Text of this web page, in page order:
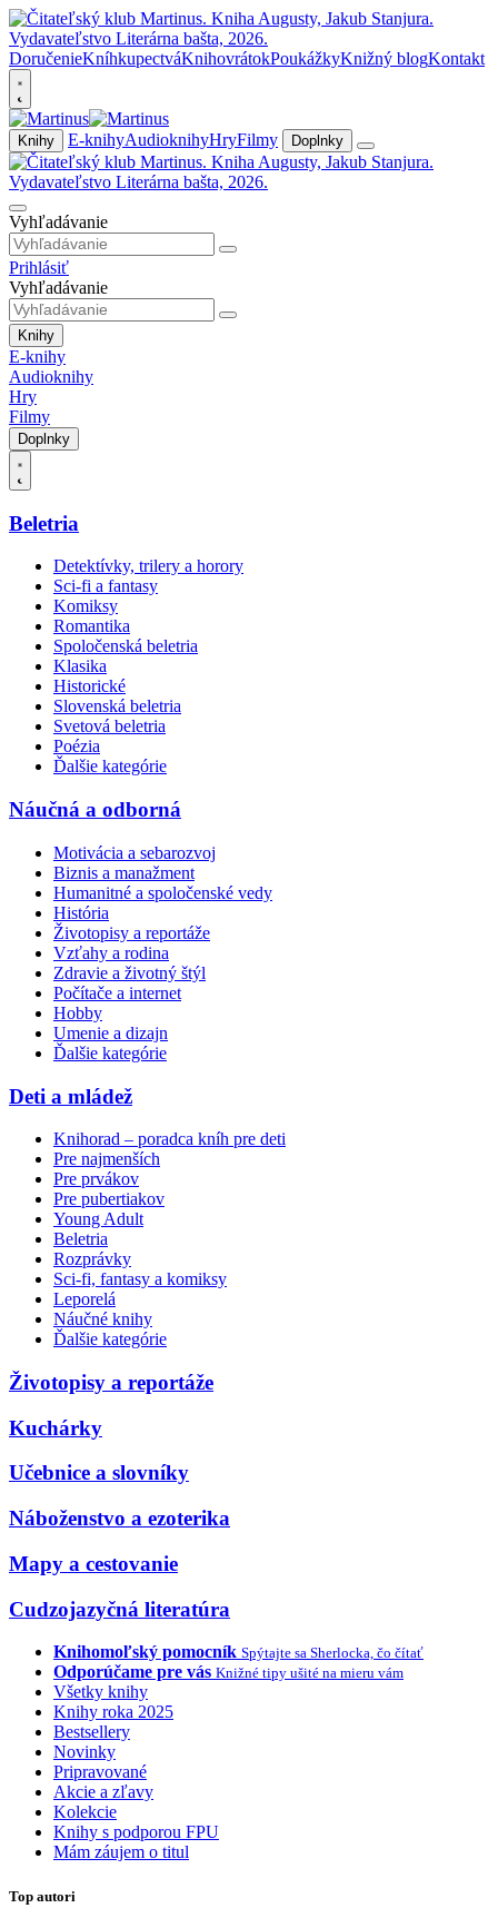
DoručenieKníhkupectváKnihovrátokPoukážkyKnižný blogKontakt
Knihy E-knihyAudioknihyHryFilmy Doplnky
Vyhľadávanie
Prihlásiť
Vyhľadávanie
Knihy
E-knihy
Audioknihy
Hry
Filmy
Doplnky
Beletria
Detektívky, trilery a horory
Sci-fi a fantasy
Komiksy
Romantika
Spoločenská beletria
Klasika
Historické
Slovenská beletria
Svetová beletria
Poézia
Ďalšie kategórie
Náučná a odborná
Motivácia a sebarozvoj
Biznis a manažment
Humanitné a spoločenské vedy
História
Životopisy a reportáže
Vzťahy a rodina
Zdravie a životný štýl
Počítače a internet
Hobby
Umenie a dizajn
Ďalšie kategórie
Deti a mládež
Knihorad – poradca kníh pre deti
Pre najmenších
Pre prvákov
Pre pubertiakov
Young Adult
Beletria
Rozprávky
Sci-fi, fantasy a komiksy
Leporelá
Náučné knihy
Ďalšie kategórie
Životopisy a reportáže
Kuchárky
Učebnice a slovníky
Náboženstvo a ezoterika
Mapy a cestovanie
Cudzojazyčná literatúra
Knihomoľský pomocník Spýtajte sa Sherlocka, čo čítať
Odporúčame pre vás Knižné tipy ušité na mieru vám
Všetky knihy
Knihy roka 2025
Bestsellery
Novinky
Pripravované
Akcie a zľavy
Kolekcie
Knihy s podporou FPU
Mám záujem o titul
Top autori